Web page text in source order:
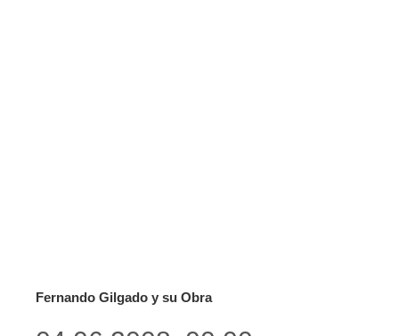
Fernando Gilgado y su Obra